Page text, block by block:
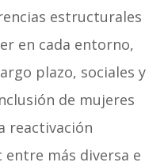
estructurales
en cada entorno,
plazo, sociales y
de mujeres
reactivación
entre más diversa e